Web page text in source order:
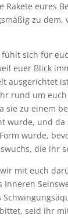
Rakete eures
zu dem,
fühlt sich für
euer Blick
ausgerichtet
rund um
sie zu einem
wurde, und da
wurde,
die ihr
mit euch
Inneren
seid ihr